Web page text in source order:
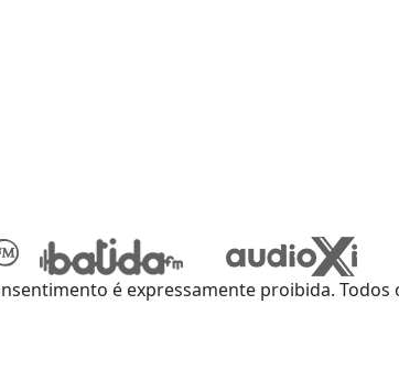
é expressamente proibida. Todos